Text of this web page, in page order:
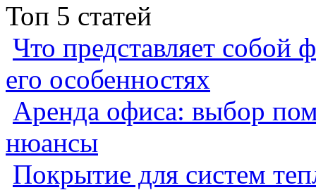
Топ 5 статей
Что представляет собой
его особенностях
Аренда офиса: выбор
нюансы
Покрытие для систем